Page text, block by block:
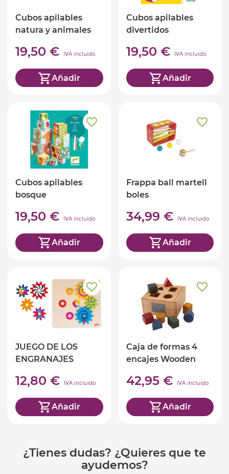
Cubos apilables
natura y animales
19,50 € IVA incluido
Añadir
Cubos apilables
divertidos
19,50 € IVA incluido
Añadir
Cubos apilables
bosque
19,50 € IVA incluido
Añadir
Frappa ball martell
boles
34,99 € IVA incluido
Añadir
JUEGO DE LOS
ENGRANAJES
12,80 € IVA incluido
Añadir
Caja de formas 4
encajes Wooden
42,95 € IVA incluido
Añadir
¿Tienes dudas? ¿Quieres que te
ayudemos?